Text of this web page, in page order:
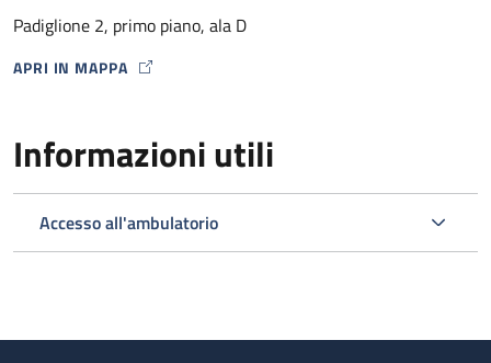
Padiglione 2, primo piano, ala D
APRI IN MAPPA
MAP ICON
Informazioni utili
Accesso all'ambulatorio